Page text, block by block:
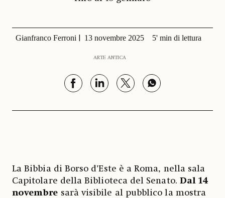
Gianfranco Ferroni 13 novembre 2025 5' min di lettura
ARTE ANTICA
La Bibbia di Borso d’Este è a Roma, nella sala
Capitolare della Biblioteca del Senato. Dal 14
novembre sarà visibile al pubblico la mostra